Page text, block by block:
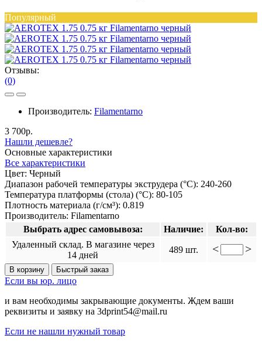
Популярный
Отзывы:
(0)
Производитель: Filamentarno
3 700р.
Нашли дешевле?
Основные характеристики
Все характеристики
Цвет: Черный
Диапазон рабочей температуры экструдера (°C): 240-260
Температура платформы (стола) (°C): 80-105
Плотность материала (г/см³): 0.819
Производитель: Filamentarno
Выбрать адрес самовывоза:
Наличие:
Кол-во:
Удаленный склад. В магазине через
14 дней
489 шт. < >
В корзину Быстрый заказ
Если вы юр. лицо
и вам необходимы закрывающие документы. Ждем ваши
реквизиты и заявку на 3dprint54@mail.ru
Если не нашли нужный товар